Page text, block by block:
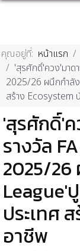
คุณอยู่ที่: หน้าแรก
'สุรศักดิ์'ควง'มาด
2025/26 ผนึกกำลั
สร้าง Ecosystem
'สุรศักดิ์'
รางวัล
2025/26
League'
ประเทศ
อาชีพ